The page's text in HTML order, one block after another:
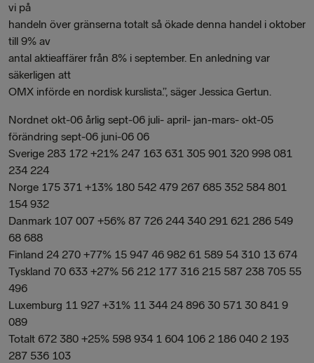
vi på
handeln över gränserna totalt så ökade denna handel i oktober
till 9% av
antal aktieaffärer från 8% i september. En anledning var
säkerligen att
OMX införde en nordisk kurslista.”, säger Jessica Gertun.
Nordnet okt-06 årlig sept-06 juli- april- jan-mars- okt-05
förändring sept-06 juni-06 06
Sverige 283 172 +21% 247 163 631 305 901 320 998 081
234 224
Norge 175 371 +13% 180 542 479 267 685 352 584 801
154 932
Danmark 107 007 +56% 87 726 244 340 291 621 286 549
68 688
Finland 24 270 +77% 15 947 46 982 61 589 54 310 13 674
Tyskland 70 633 +27% 56 212 177 316 215 587 238 705 55
496
Luxemburg 11 927 +31% 11 344 24 896 30 571 30 841 9
089
Totalt 672 380 +25% 598 934 1 604 106 2 186 040 2 193
287 536 103